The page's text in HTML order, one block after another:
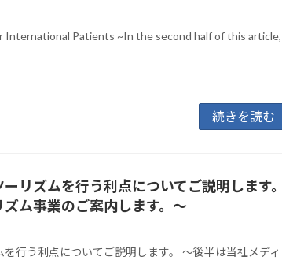
International Patients ~In the second half of this article,
続きを読む
リズムを行う利点についてご説明します。
ム事業のご案内します。～
行う利点についてご説明します。 ～後半は当社メディ